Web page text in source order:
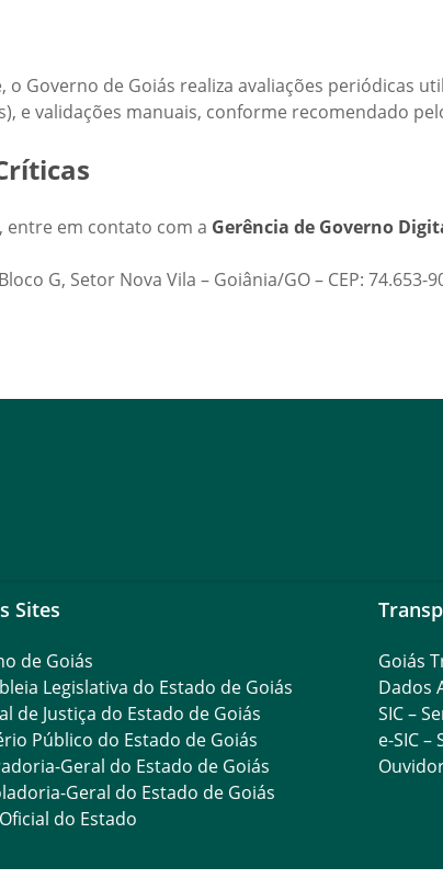
Governo de Goiás realiza avaliações periódicas
e validações manuais, conforme recomendado
entre em contato com a Gerência de Governo
G, Setor Nova Vila – Goiânia/GO – CEP: 74.653-
Sites
de Goiás
Legislativa do Estado de Goiás
de Justiça do Estado de Goiás
Público do Estado de Goiás
Geral do Estado de Goiás
Geral do Estado de Goiás
Oficial do Estado
Goiás
Dados
SIC –
e-SIC